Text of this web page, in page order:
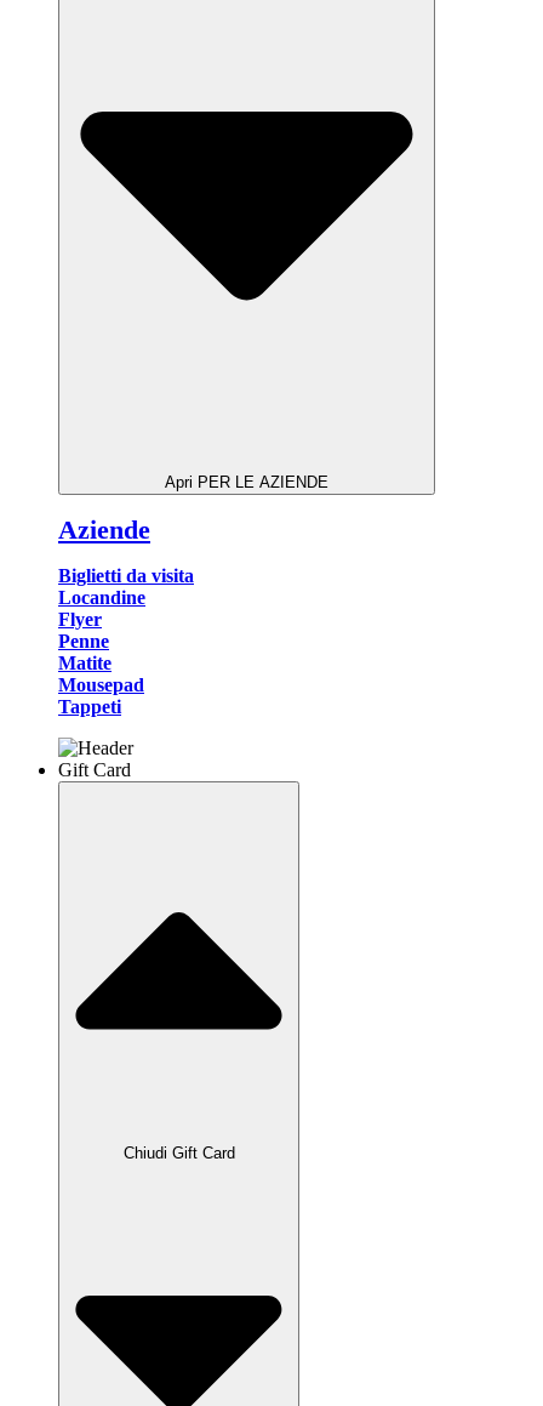
Apri PER LE AZIENDE
Aziende
Biglietti da visita
Locandine
Flyer
Penne
Matite
Mousepad
Tappeti
Gift Card
Chiudi Gift Card